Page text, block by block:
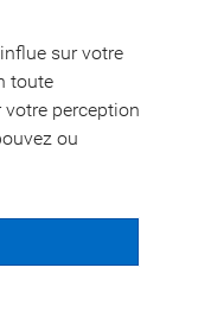
sur votre
toute
perception
ou